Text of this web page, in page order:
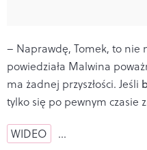
– Naprawdę, Tomek, to nie
powiedziała Malwina
ma żadnej przyszłości. Jeśli
tylko się po pewnym czasie
WIDEO …